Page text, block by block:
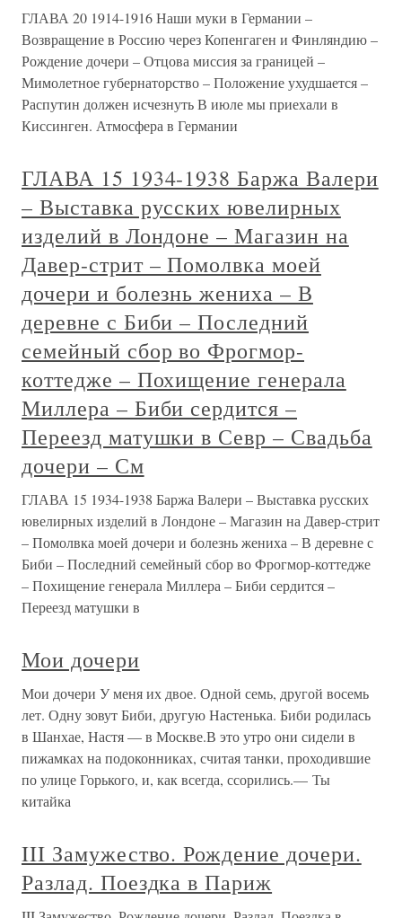
ГЛАВА 20 1914-1916 Наши муки в Германии –
Возвращение в Россию через Копенгаген и Финляндию –
Рождение дочери – Отцова миссия за границей –
Мимолетное губернаторство – Положение ухудшается –
Распутин должен исчезнуть В июле мы приехали в
Киссинген. Атмосфера в Германии
ГЛАВА 15 1934-1938 Баржа Валери
– Выставка русских ювелирных
изделий в Лондоне – Магазин на
Давер-стрит – Помолвка моей
дочери и болезнь жениха – В
деревне с Биби – Последний
семейный сбор во Фрогмор-
коттедже – Похищение генерала
Миллера – Биби сердится –
Переезд матушки в Севр – Свадьба
дочери – См
ГЛАВА 15 1934-1938 Баржа Валери – Выставка русских
ювелирных изделий в Лондоне – Магазин на Давер-стрит
– Помолвка моей дочери и болезнь жениха – В деревне с
Биби – Последний семейный сбор во Фрогмор-коттедже
– Похищение генерала Миллера – Биби сердится –
Переезд матушки в
Мои дочери
Мои дочери У меня их двое. Одной семь, другой восемь
лет. Одну зовут Биби, другую Настенька. Биби родилась
в Шанхае, Настя — в Москве.В это утро они сидели в
пижамках на подоконниках, считая танки, проходившие
по улице Горького, и, как всегда, ссорились.— Ты
китайка
III Замужество. Рождение дочери.
Разлад. Поездка в Париж